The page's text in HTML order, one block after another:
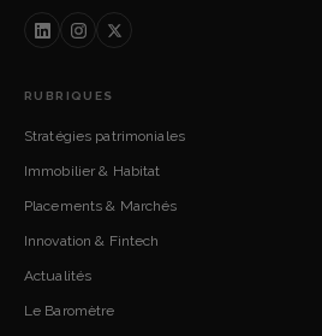
RUBRIQUES
Stratégies patrimoniales
Immobilier & Habitat
Placements & Marchés
Innovation & Fintech
Actualités
Le Baromètre